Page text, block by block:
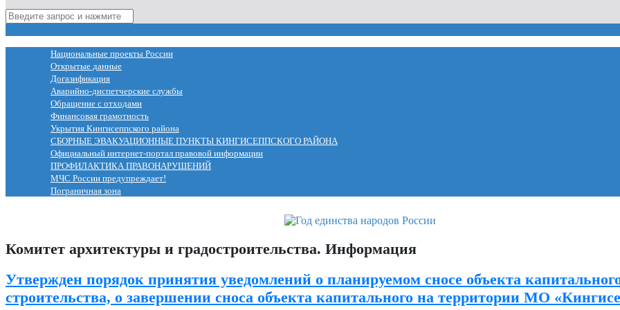
Национальные проекты России
Открытые данные
Догазификация
Аварийно-диспетчерские службы
Обращение с отходами
Финансовая грамотность
Укрытия Кингисеппского района
СБОРНЫЕ ЭВАКУАЦИОННЫЕ ПУНКТЫ КИНГИСЕППСКОГО РАЙОНА
Официальный интернет-портал правовой информации
ПРОФИЛАКТИКА ПРАВОНАРУШЕНИЙ
МЧС России предупреждает!
Пограничная зона
Комитет архитектуры и градостроительства. Информация
Утвержден порядок принятия уведомлений о планируемом сносе объекта
строительства, о завершении сноса объекта капитального на территории МО